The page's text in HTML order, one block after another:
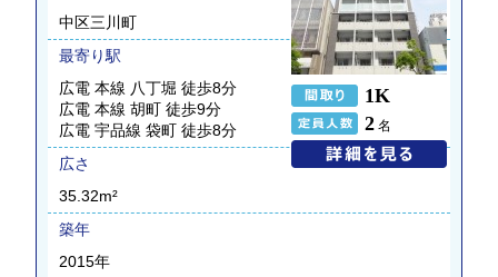
1K
2 名
中区三川町
最寄り駅
広電 本線 八丁堀 徒歩8分
広電 本線 胡町 徒歩9分
広電 宇品線 袋町 徒歩8分
広さ
35.32m²
築年
2015年